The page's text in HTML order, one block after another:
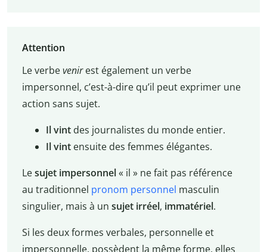
Attention
Le verbevenirest également un verbe
impersonnel, c’est-à-dire qu’il peut exprimer une
action sans sujet.
Il vintdes journalistes du monde entier.
Il vintensuite des femmes élégantes.
Lesujet impersonnel« il » ne fait pas référence
au traditionnel pronom personnel masculin
singulier, mais à un sujet irréel, immatériel.
Si les deux formes verbales, personnelle et
impersonnelle, possèdent la même forme, elles